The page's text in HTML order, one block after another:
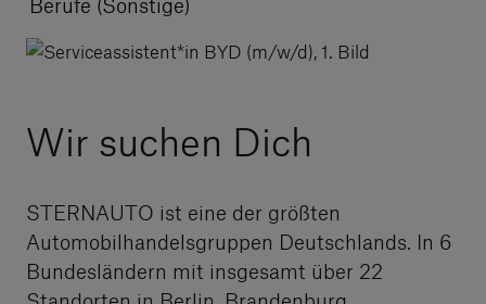
Wir suchen Dich
STERNAUTO ist eine der größten
Automobilhandelsgruppen Deutschlands. In 6
Bundesländern mit insgesamt über 22